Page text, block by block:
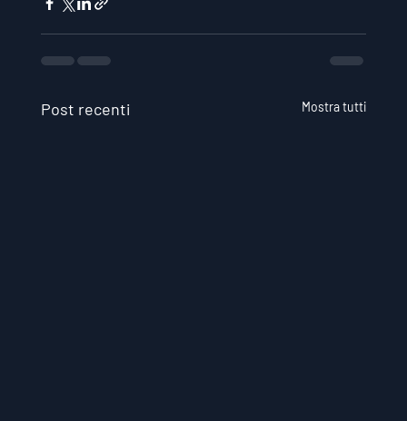
Post recenti Mostra tutti